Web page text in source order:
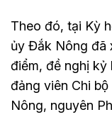
Theo đó, tại Kỳ
ủy Đắk Nông đã
điểm, đề nghị
đảng viên Chi
Nông, nguyên